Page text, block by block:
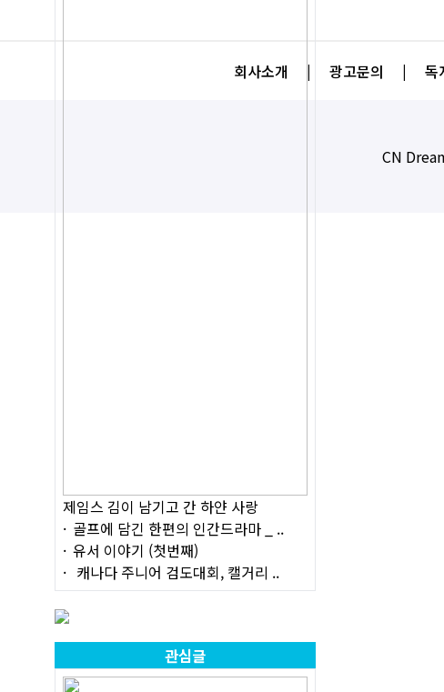
제임스 김이 남기고 간 하얀 사랑
골프에 담긴 한편의 인간드라마 _ ..
유서 이야기 (첫번째)
캐나다 주니어 검도대회, 캘거리 ..
관심글
회사소개 | 광고문의 | 독
CN